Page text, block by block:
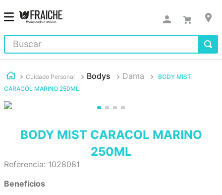
Buscar
Cuidado Personal Bodys Dama
BODY MIST
CARACOL MARINO 250ML
BODY MIST CARACOL MARINO
250ML
Referencia: 1028081
Beneficios